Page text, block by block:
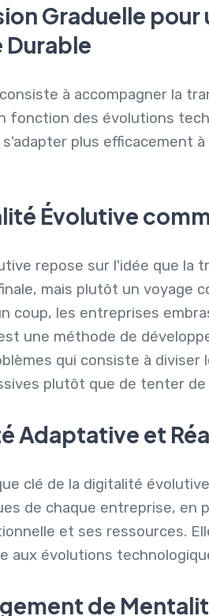
Graduelle
Durable
à accompagner la
fonction des évolutions
plus efficacement
Évolutive
repose sur l'idée que la
mais plutôt un voyage
coup, les entreprises
une méthode de
qui consiste à
plutôt que de tenter
Adaptative et
clé de la digitalité
de chaque entreprise, en
et ses ressources.
aux évolutions
de